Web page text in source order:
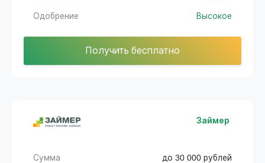
Одобрение Высокое
Получить бесплатно
Займер
Сумма до 30 000 рублей